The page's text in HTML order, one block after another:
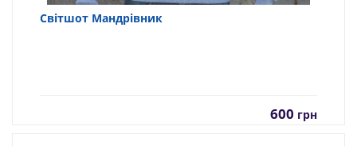
Світшот Мандрівник
600 грн